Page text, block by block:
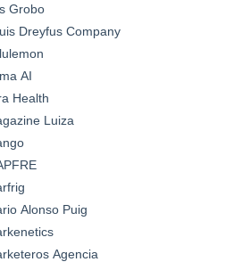
Grobo
Dreyfus Company
AI
Health
Luiza
Alonso Puig
Agencia